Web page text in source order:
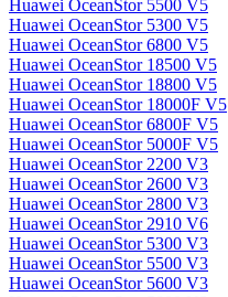
Huawei OceanStor 5500 V5
Huawei OceanStor 5300 V5
Huawei OceanStor 6800 V5
Huawei OceanStor 18500 V5
Huawei OceanStor 18800 V5
Huawei OceanStor 18000F V5
Huawei OceanStor 6800F V5
Huawei OceanStor 5000F V5
Huawei OceanStor 2200 V3
Huawei OceanStor 2600 V3
Huawei OceanStor 2800 V3
Huawei OceanStor 2910 V6
Huawei OceanStor 5300 V3
Huawei OceanStor 5500 V3
Huawei OceanStor 5600 V3